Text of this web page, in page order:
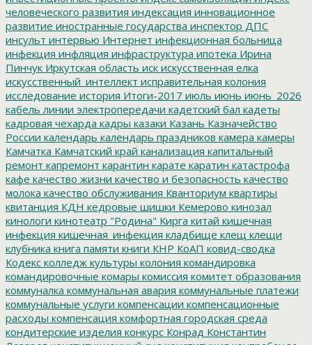
человеческого развития индексация инновационное
развитие иностранные государства инспектор ДПС
инсульт интервью Интернет инфекционная больница
инфекция инфляция инфраструктура ипотека Ирина
Пинчук Иркутская область иск искусственная елка
искусственный_интеллект исправительная колония
исследование история Итоги-2017 июль июнь июнь_2026
кабель линии электропередачи кадетский бал кадеты
кадровая чехарда кадры казаки Казань Казначейство
России календарь календарь праздников камера камеры
Камчатка Камчатский край канализация капитальный
ремонт капремонт карантин карате каратин катастрофа
кафе качество жизни качество и безопасность качество
молока качество обслуживания Кванториум квартиры
квитанция КДН кедровые шишки Кемерово кинозал
кинологи кинотеатр "Родина" Кирга китай кишечная
инфекция кишечная_инфекция кладбище клещ клещи
клубника книга памяти книги КНР КоАП ковид-сводка
Кодекс колледж культуры колония командировка
командировочные комары комиссия комитет образования
коммуналка коммунальная авария коммунальные платежи
коммунальные услуги компенсации компенсационные
расходы компенсация комфортная городская среда
кондитерские изделия конкурс Конрад Константин